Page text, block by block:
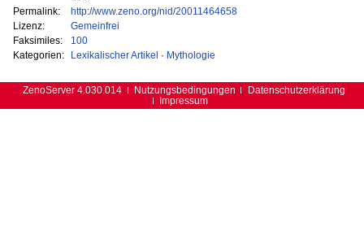
Permalink:
http://www.zeno.org/nid/20011464658
Lizenz:
Gemeinfrei
Faksimiles:
100
Kategorien:
Lexikalischer Artikel · Mythologie
ZenoServer 4.030.014 Nutzungsbedingungen
Datenschutzerklärung
Impressum